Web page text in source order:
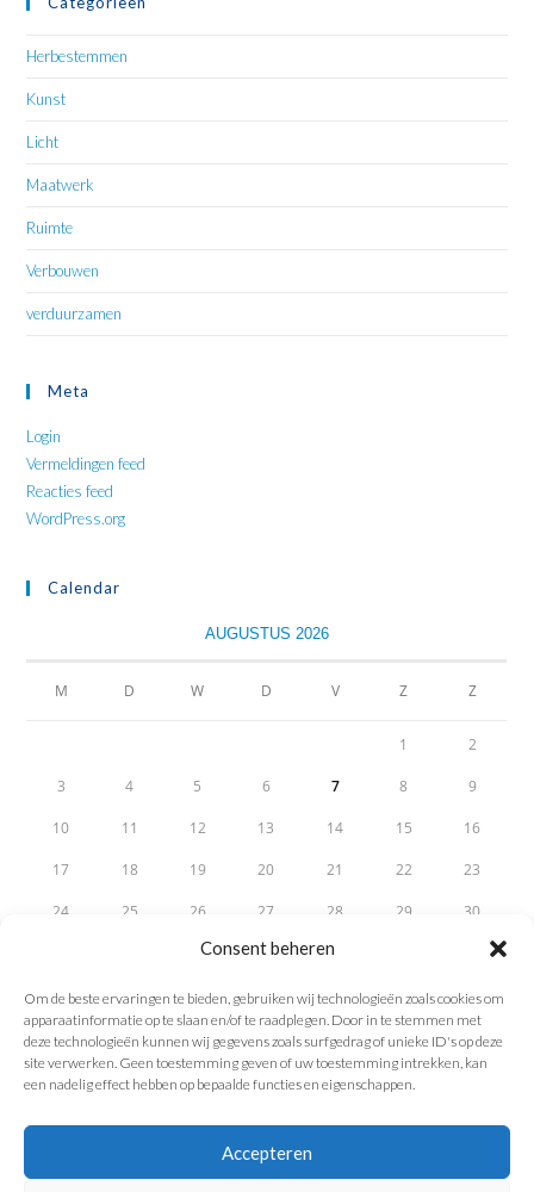
Consent beheren
Om de beste ervaringen te bieden, gebruiken wij technologieën zoals cookies om
apparaatinformatie op te slaan en/of te raadplegen. Door in te stemmen met
deze technologieën kunnen wij gegevens zoals surfgedrag of unieke ID's op deze
site verwerken. Geen toestemming geven of uw toestemming intrekken, kan
een nadelig effect hebben op bepaalde functies en eigenschappen.
Accepteren
Herbestemmen
Kunst
Licht
Maatwerk
Ruimte
Verbouwen
verduurzamen
Meta
Login
Vermeldingen feed
Reacties feed
WordPress.org
Calendar
AUGUSTUS 2026
M D W D V Z Z
1 2
3 4 5 6 7 8 9
10 11 12 13 14 15 16
17 18 19 20 21 22 23
24 25 26 27 28 29 30
« mei
Ontwerpbureau Op den Kamp · Dormansberg 26, 6371 XG Landgraaf